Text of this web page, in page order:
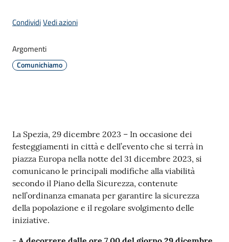
Amministrazione
Vivere
il
Comune
C
e
CondividiVedi azioni
Argomenti
Comunichiamo
Contenuto
La Spezia, 29 dicembre 2023 – In occasione dei
festeggiamenti in città e dell’evento che si terrà in
piazza Europa nella notte del 31 dicembre 2023, si
comunicano le principali modifiche alla viabilità
secondo il Piano della Sicurezza, contenute
nell’ordinanza emanata per garantire la sicurezza
della popolazione e il regolare svolgimento delle
iniziative.